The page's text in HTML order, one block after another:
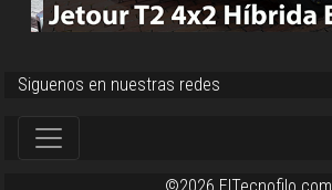
Siguenos en nuestras redes